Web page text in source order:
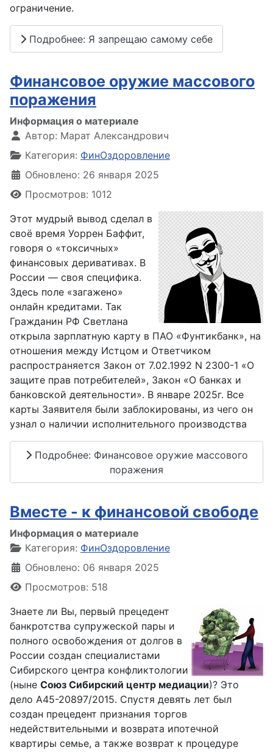
ограничение.
Подробнее: Я запрещаю самому себе
Финансовое оружие массового
поражения
Информация о материале
Автор: Марат Александрович
Категория: ФинОздоровление
Обновлено: 26 января 2025
Просмотров: 1012
Этот мудрый вывод сделал в
своё время Уоррен Баффит,
говоря о «токсичных»
финансовых деривативах. В
России — своя специфика.
Здесь поле «загажено»
онлайн кредитами. Так
Гражданин РФ Светлана
открыла зарплатную карту в ПАО «Фунтикбанк», на
отношения между Истцом и Ответчиком
распространяется Закон от 7.02.1992 N 2300-1 «О
защите прав потребителей», Закон «О банках и
банковской деятельности». В январе 2025г. Все
карты Заявителя были заблокированы, из чего он
узнал о наличии исполнительного производства
Подробнее: Финансовое оружие массового
поражения
Вместе - к финансовой свободе
Информация о материале
Категория: ФинОздоровление
Обновлено: 06 января 2025
Просмотров: 518
Знаете ли Вы, первый прецедент
банкротства супружеской пары и
полного освобождения от долгов в
России создан специалистами
Сибирского центра конфликтологии
(ныне Союз Сибирский центр медиации)? Это
дело А45-20897/2015. Спустя девять лет был
создан прецедент признания торгов
недействительными и возврата ипотечной
квартиры семье, а также возврат к процедуре